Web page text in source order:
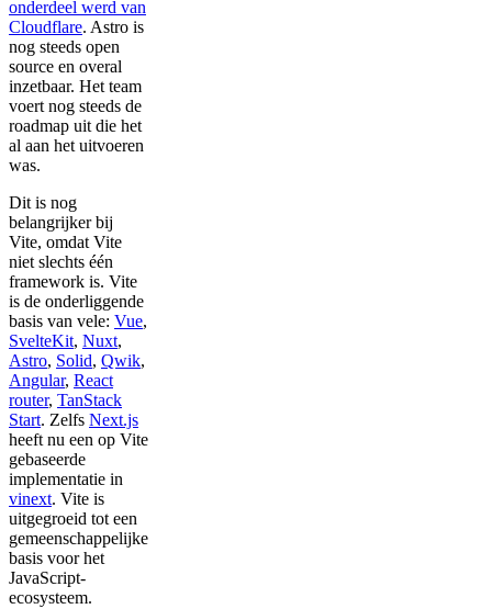
onderdeel werd van
Cloudflare. Astro is
nog steeds open
source en overal
inzetbaar. Het team
voert nog steeds de
roadmap uit die het
al aan het uitvoeren
was.
Dit is nog
belangrijker bij
Vite, omdat Vite
niet slechts één
framework is. Vite
is de onderliggende
basis van vele: Vue,
SvelteKit, Nuxt,
Astro, Solid, Qwik,
Angular, React
router, TanStack
Start. Zelfs Next.js
heeft nu een op Vite
gebaseerde
implementatie in
vinext. Vite is
uitgegroeid tot een
gemeenschappelijke
basis voor het
JavaScript-
ecosysteem.